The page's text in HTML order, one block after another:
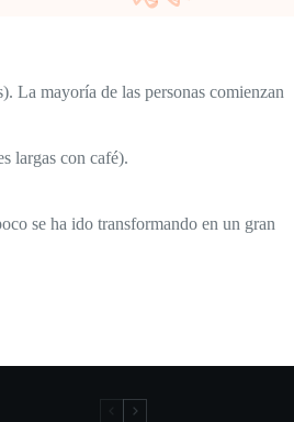
La mayoría de las personas comienzan
largas con café).
se ha ido transformando en un gran